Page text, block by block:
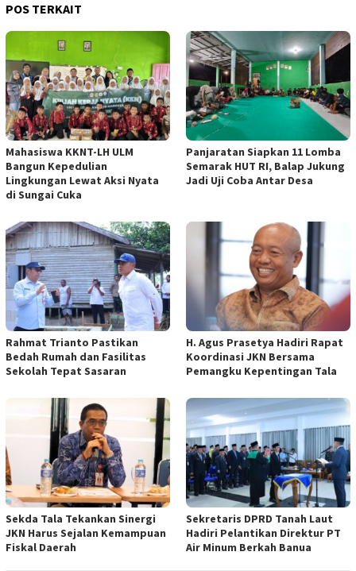
POS TERKAIT
Mahasiswa KKNT-LH ULM
Bangun Kepedulian
Lingkungan Lewat Aksi Nyata
di Sungai Cuka
Panjaratan Siapkan 11 Lomba
Semarak HUT RI, Balap Jukung
Jadi Uji Coba Antar Desa
Rahmat Trianto Pastikan
Bedah Rumah dan Fasilitas
Sekolah Tepat Sasaran
H. Agus Prasetya Hadiri Rapat
Koordinasi JKN Bersama
Pemangku Kepentingan Tala
Sekda Tala Tekankan Sinergi
JKN Harus Sejalan Kemampuan
Fiskal Daerah
Sekretaris DPRD Tanah Laut
Hadiri Pelantikan Direktur PT
Air Minum Berkah Banua